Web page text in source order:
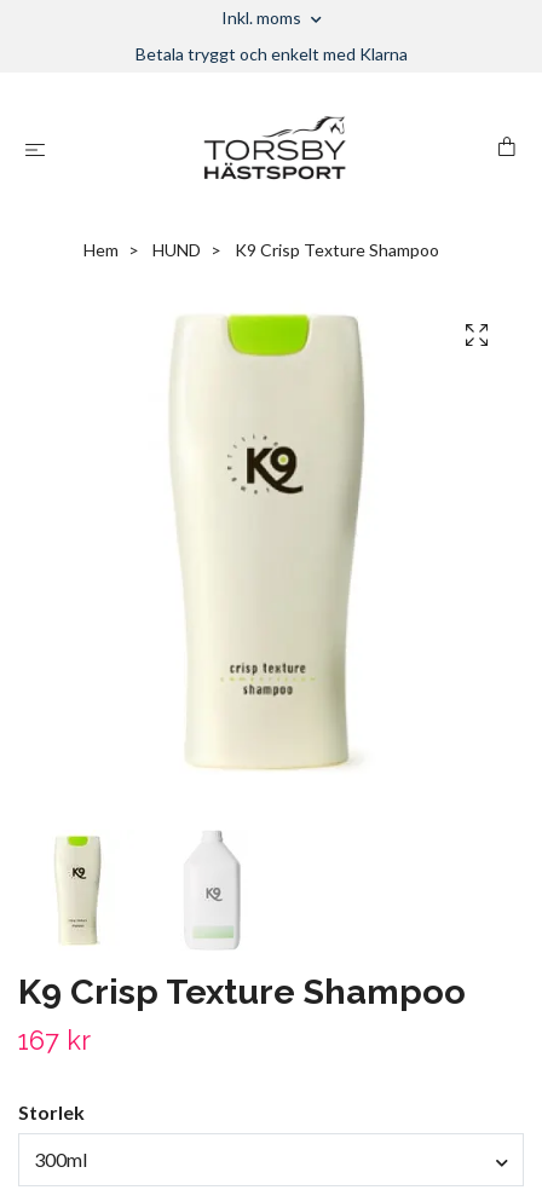
Inkl. moms
Betala tryggt och enkelt med Klarna
Hem HUND K9 Crisp Texture Shampoo
K9 Crisp Texture Shampoo
167 kr
Storlek
300ml